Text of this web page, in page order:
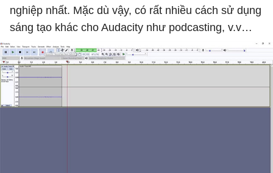
nghiệp nhất. Mặc dù vậy, có rất nhiều cách sử dụng
sáng tạo khác cho Audacity như podcasting, v.v…